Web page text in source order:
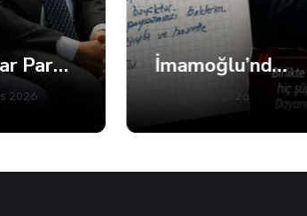
İmamoğlu’ndan Fatma Başkan’a Dayanışma Mektubu
2026
Patiye Sığınan İnsan
02 Ağustos 2026